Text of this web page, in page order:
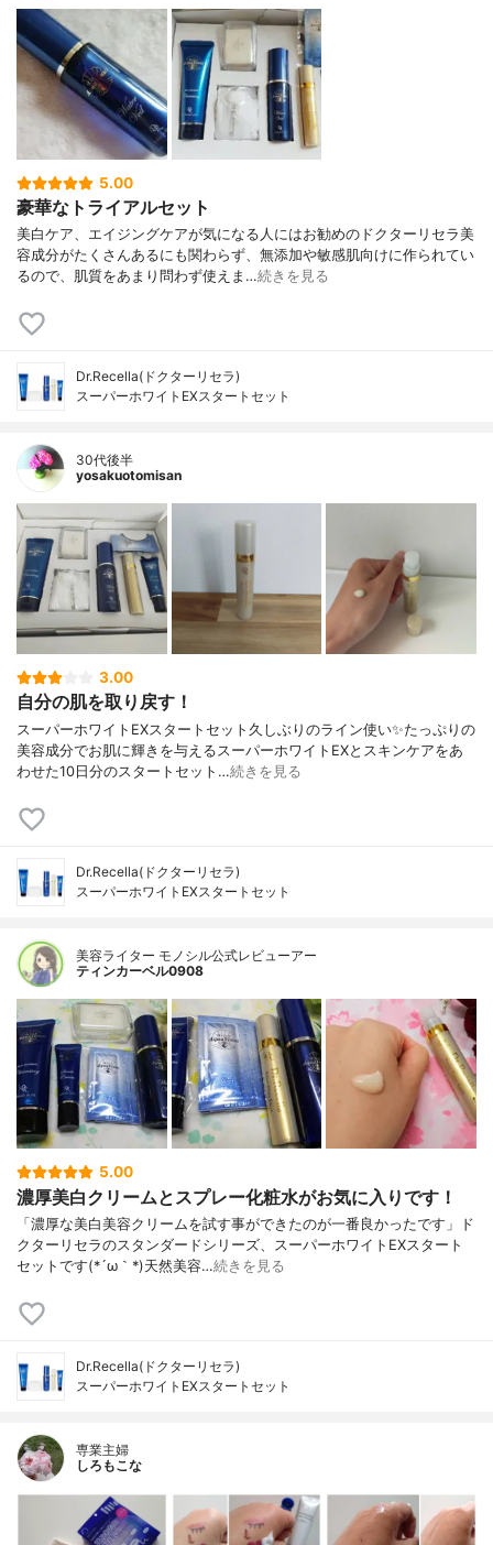
5.00
豪華なトライアルセット
美白ケア、エイジングケアが気になる人にはお勧めのドクターリセラ美
容成分がたくさんあるにも関わらず、無添加や敏感肌向けに作られてい
るので、肌質をあまり問わず使えま…続きを見る
Dr.Recella(ドクターリセラ)
スーパーホワイトEXスタートセット
30代後半
yosakuotomisan
3.00
自分の肌を取り戻す！
スーパーホワイトEXスタートセット久しぶりのライン使い✨たっぷりの
美容成分でお肌に輝きを与えるスーパーホワイトEXとスキンケアをあ
わせた10日分のスタートセット…続きを見る
Dr.Recella(ドクターリセラ)
スーパーホワイトEXスタートセット
美容ライター モノシル公式レビューアー
ティンカーベル0908
5.00
濃厚美白クリームとスプレー化粧水がお気に入りです！
「濃厚な美白美容クリームを試す事ができたのが一番良かったです」ド
クターリセラのスタンダードシリーズ、スーパーホワイトEXスタート
セットです(*´ω｀*)天然美容…続きを見る
Dr.Recella(ドクターリセラ)
スーパーホワイトEXスタートセット
専業主婦
しろもこな